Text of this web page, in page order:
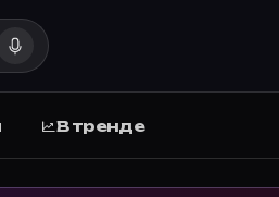
Movie Planner (movie-
В тренде